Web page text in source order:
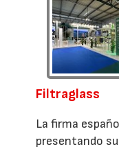
Filtraglass
La firma
presentando